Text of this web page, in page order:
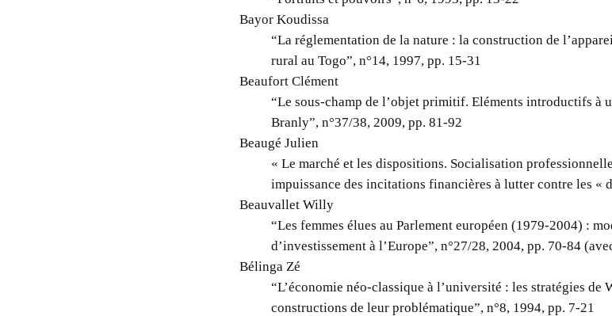
Bayor Koudissa
“La réglementation de la nature : la construction de
rural au Togo”, n°14, 1997, pp. 15-31
Beaufort Clément
“Le sous-champ de l’objet primitif. Eléments introductifs à
Branly”, n°37/38, 2009, pp. 81-92
Beaugé Julien
« Le marché et les dispositions. Socialisation
impuissance des incitations financières à lutter contre les «
Beauvallet Willy
“Les femmes élues au Parlement européen (1979-2004) :
d’investissement à l’Europe”, n°27/28, 2004, pp. 70-84
Bélinga Zé
“L’économie néo-classique à l’université : les stratégies de
constructions de leur problématique”, n°8, 1994, pp. 7-21